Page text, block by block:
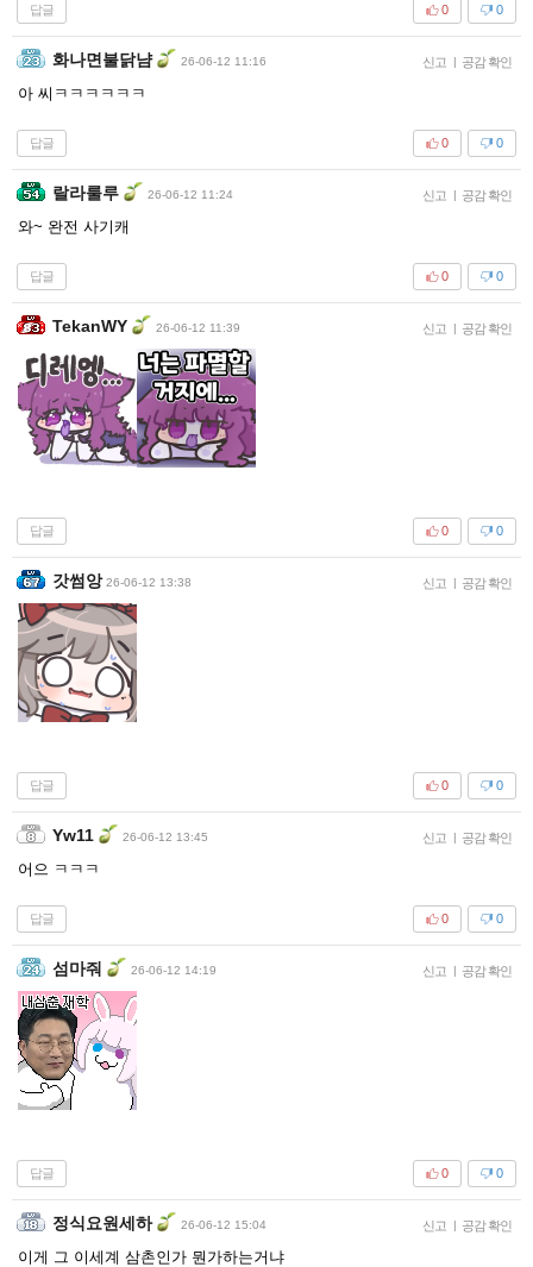
답글 0
0
화나면불닭냠 26-06-12 11:16 신고 | 공감 확인
아 씨ㅋㅋㅋㅋㅋㅋ
답글 0
0
랄라룰루 26-06-12 11:24 신고 | 공감 확인
와~ 완전 사기캐
답글 0
0
TekanWY 26-06-12 11:39 신고 | 공감 확인
답글 0
0
갓썸앙 26-06-12 13:38 신고 | 공감 확인
답글 0
0
Yw11 26-06-12 13:45 신고 | 공감 확인
어으 ㅋㅋㅋ
답글 0
0
섬마줘 26-06-12 14:19 신고 | 공감 확인
답글 0
0
정식요원세하 26-06-12 15:04 신고 | 공감 확인
이게 그 이세계 삼촌인가 뭔가하는거냐